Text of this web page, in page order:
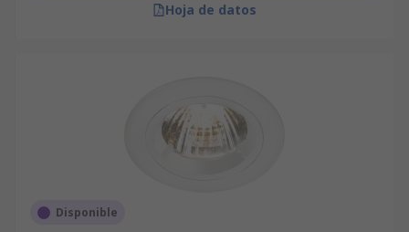
Hoja de datos
Disponible